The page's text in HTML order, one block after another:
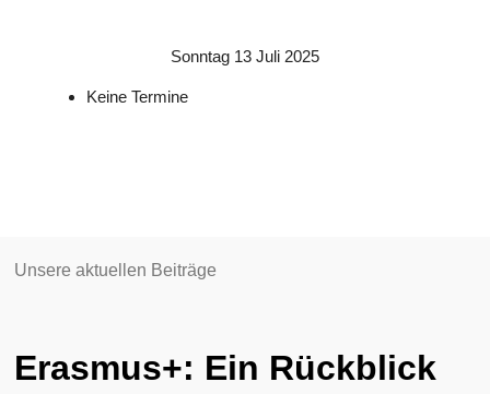
Sonntag 13 Juli 2025
Keine Termine
Unsere aktuellen Beiträge
Erasmus+: Ein Rückblick